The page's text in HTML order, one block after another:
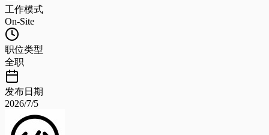
工作模式
On-Site
职位类型
全职
发布日期
2026/7/5